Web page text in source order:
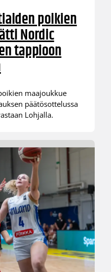
poikien
Nordic
tappioon
maajoukkue
päätösottelussa
Lohjalla.